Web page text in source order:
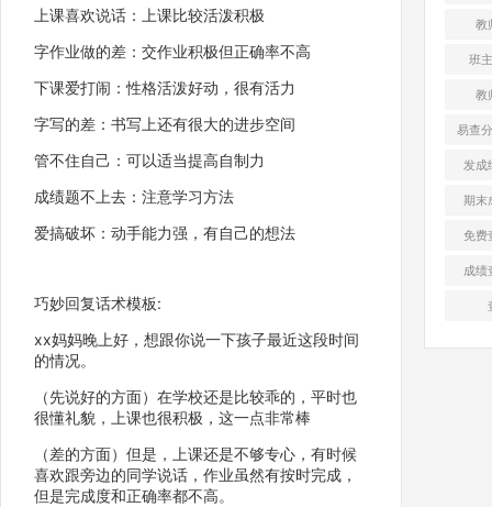
上课喜欢说话：上课比较活泼积极
字作业做的差：交作业积极但正确率不高
下课爱打闹：性格活泼好动，很有活力
字写的差：书写上还有很大的进步空间
管不住自己：可以适当提高自制力
成绩题不上去：注意学习方法
爱搞破坏：动手能力强，有自己的想法
巧妙回复话术模板:
xx妈妈晚上好，想跟你说一下孩子最近这段时间
的情况。
（先说好的方面）在学校还是比较乖的，平时也
很懂礼貌，上课也很积极，这一点非常棒
（差的方面）但是，上课还是不够专心，有时候
喜欢跟旁边的同学说话，作业虽然有按时完成，
但是完成度和正确率都不高。
教
班
教
易查
发成
期末
免费
成绩